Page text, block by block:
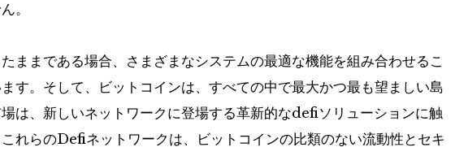
。
ままである場合、さまざまなシステムの最適な機能を組み合わせるこ
す。そして、ビットコインは、すべての中で最大かつ最も望ましい島
は、新しいネットワークに登場する革新的なdefiソリューションに触
れらのDefiネットワークは、ビットコインの比類のない流動性とセキ